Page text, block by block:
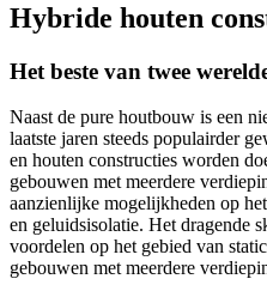
Hybride houten
Het beste van twee
Naast de pure houtbouw is een
laatste jaren steeds populairder
en houten constructies worden
gebouwen met meerdere
aanzienlijke mogelijkheden op
en geluidsisolatie. Het dragende
voordelen op het gebied van
gebouwen met meerdere